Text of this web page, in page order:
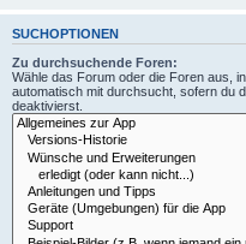
SUCHOPTIONEN
Zu durchsuchende Foren:
Wähle das Forum oder die Foren aus,
automatisch mit durchsucht, sofern du
deaktivierst.